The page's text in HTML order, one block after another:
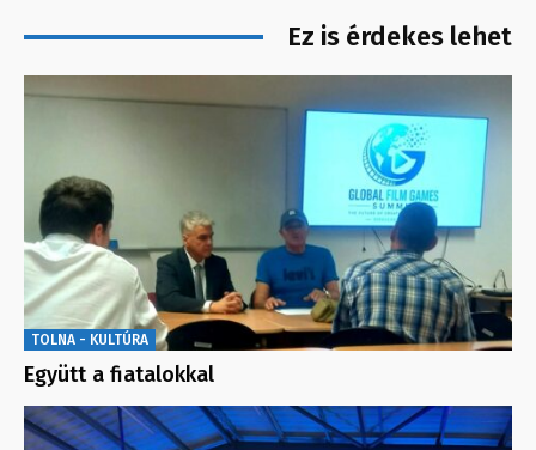
Ez is érdekes lehet
TOLNA - KULTÚRA
Együtt a fiatalokkal